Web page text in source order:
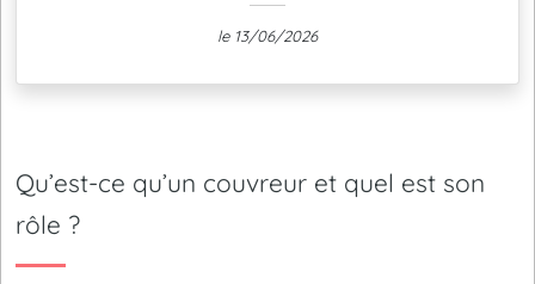
le 13/06/2026
Qu’est-ce qu’un couvreur et quel est son
rôle ?